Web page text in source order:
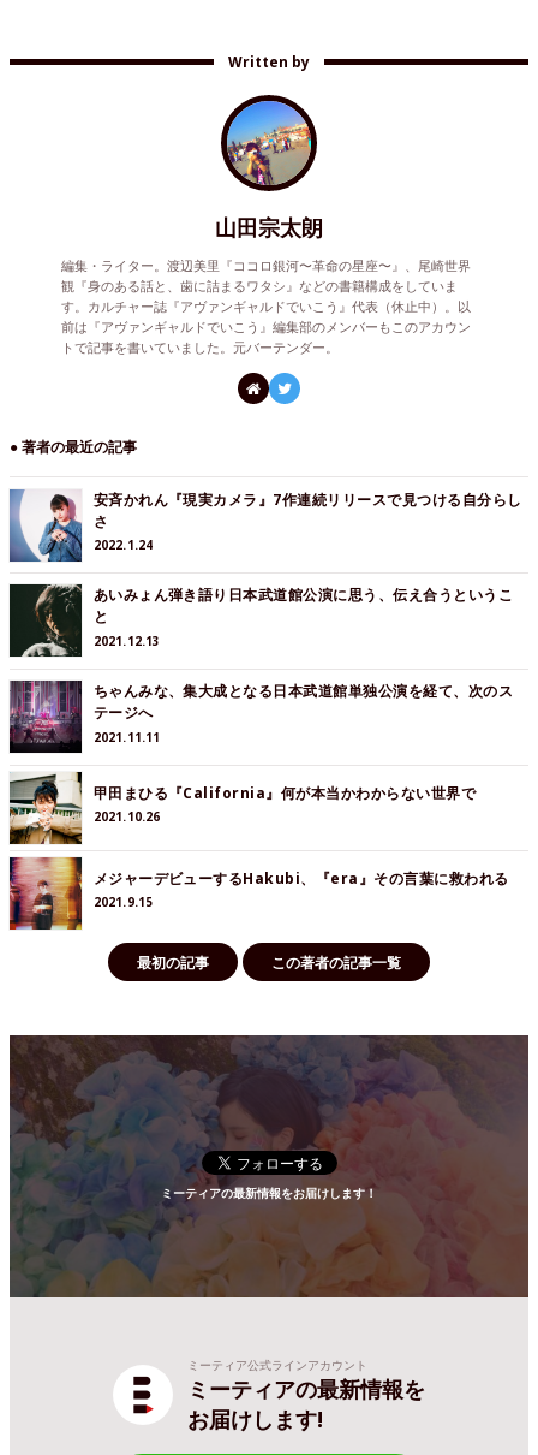
Written by
山田宗太朗
編集・ライター。渡辺美里『ココロ銀河〜革命の星座〜』、尾崎世界
観『身のある話と、歯に詰まるワタシ』などの書籍構成をしていま
す。カルチャー誌『アヴァンギャルドでいこう』代表（休止中）。以
前は『アヴァンギャルドでいこう』編集部のメンバーもこのアカウン
トで記事を書いていました。元バーテンダー。
● 著者の最近の記事
安斉かれん『現実カメラ』7作連続リリースで見つける自分らし
さ
2022.1.24
あいみょん弾き語り日本武道館公演に思う、伝え合うというこ
と
2021.12.13
ちゃんみな、集大成となる日本武道館単独公演を経て、次のス
テージへ
2021.11.11
甲田まひる『California』何が本当かわからない世界で
2021.10.26
メジャーデビューするHakubi、『era』その言葉に救われる
2021.9.15
最初の記事 この著者の記事一覧
ミーティアの最新情報をお届けします！
ミーティア公式ラインアカウント
ミーティアの最新情報を
お届けします!